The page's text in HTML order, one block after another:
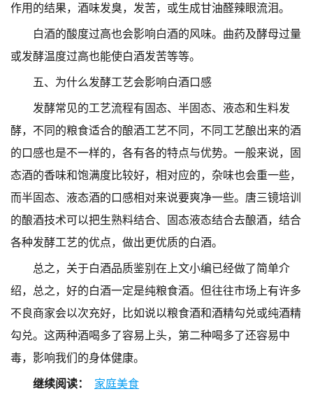
作用的结果，酒味发臭，发苦，或生成甘油醛辣眼流泪。
白酒的酸度过高也会影响白酒的风味。曲药及酵母过量
或发酵温度过高也能使白酒发苦等等。
五、为什么发酵工艺会影响白酒口感
发酵常见的工艺流程有固态、半固态、液态和生料发
酵，不同的粮食适合的酿酒工艺不同，不同工艺酿出来的酒
的口感也是不一样的，各有各的特点与优势。一般来说，固
态酒的香味和饱满度比较好，相对应的，杂味也会重一些，
而半固态、液态酒的口感相对来说要爽净一些。唐三镜培训
的酿酒技术可以把生熟料结合、固态液态结合去酿酒，结合
各种发酵工艺的优点，做出更优质的白酒。
总之，关于白酒品质鉴别在上文小编已经做了简单介
绍，总之，好的白酒一定是纯粮食酒。但往往市场上有许多
不良商家会以次充好，比如说以粮食酒和酒精勾兑或纯酒精
勾兑。这两种酒喝多了容易上头，第二种喝多了还容易中
毒，影响我们的身体健康。
继续阅读：
家庭美食